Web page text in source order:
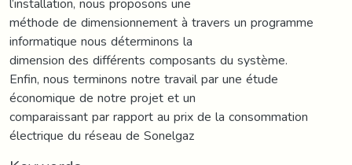
méthode de dimensionnement à travers un programme
informatique nous déterminons la
dimension des différents composants du système.
Enfin, nous terminons notre travail par une étude
économique de notre projet et un
comparaissant par rapport au prix de la consommation
électrique du réseau de Sonelgaz